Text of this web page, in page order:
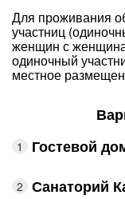
Для проживания
участниц
женщин с
одиночный
местное
Гостевой
Санаторий